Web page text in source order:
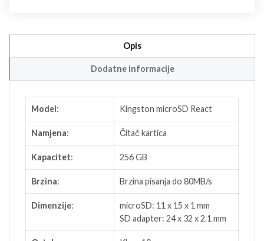
Opis
Dodatne informacije
Model: Kingston microSD React
Namjena: Čitač kartica
Kapacitet: 256 GB
Brzina: Brzina pisanja do 80MB/s
Dimenzije:
microSD: 11 x 15 x 1 mm
SD adapter: 24 x 32 x 2.1 mm